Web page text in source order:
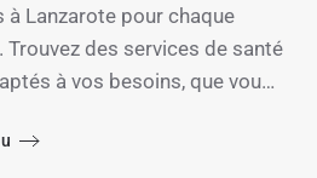
à Lanzarote pour chaque
Trouvez des services de santé
à vos besoins, que vou…